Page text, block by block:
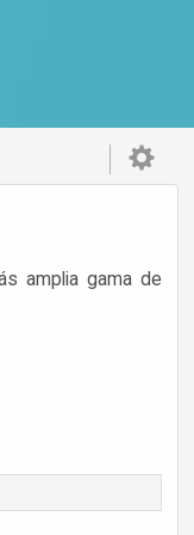
amplia gama de